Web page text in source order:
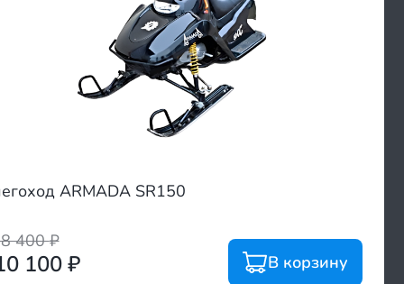
ARMADA SR150
400₽
100₽ В корзину